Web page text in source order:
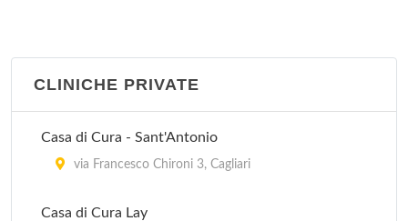
CLINICHE PRIVATE
Casa di Cura - Sant'Antonio
via Francesco Chironi 3, Cagliari
Casa di Cura Lay